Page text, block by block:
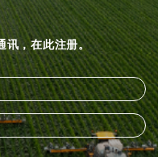
讯，在此注册。